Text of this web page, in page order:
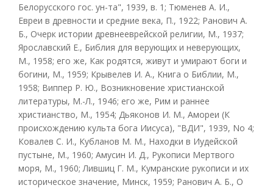
Белорусского гос. ун-та", 1939, в. 1; Тюменев А. И.,
Евреи в древности и средние века, П., 1922; Ранович А.
Б., Очерк истории древнееврейской религии, M., 1937;
Ярославский Е., Библия для верующих и неверующих,
М., 1958; его же, Как родятся, живут и умирают боги и
богини, М., 1959; Крывелев И. А., Книга о Библии, М.,
1958; Виппер Р. Ю., Возникновение христианской
литературы, M.-Л., 1946; его же, Рим и раннее
христианство, М., 1954; Дьяконов И. М., Амореи (К
происхождению культа бога Иисуса), "ВДИ", 1939, No 4;
Ковалев С. И., Кубланов М. M., Находки в Иудейской
пустыне, М., 1960; Амусин И. Д., Рукописи Мертвого
моря, М., 1960; Лившиц Г. М., Кумранские рукописи и их
историческое значение, Минск, 1959; Ранович А. Б., О